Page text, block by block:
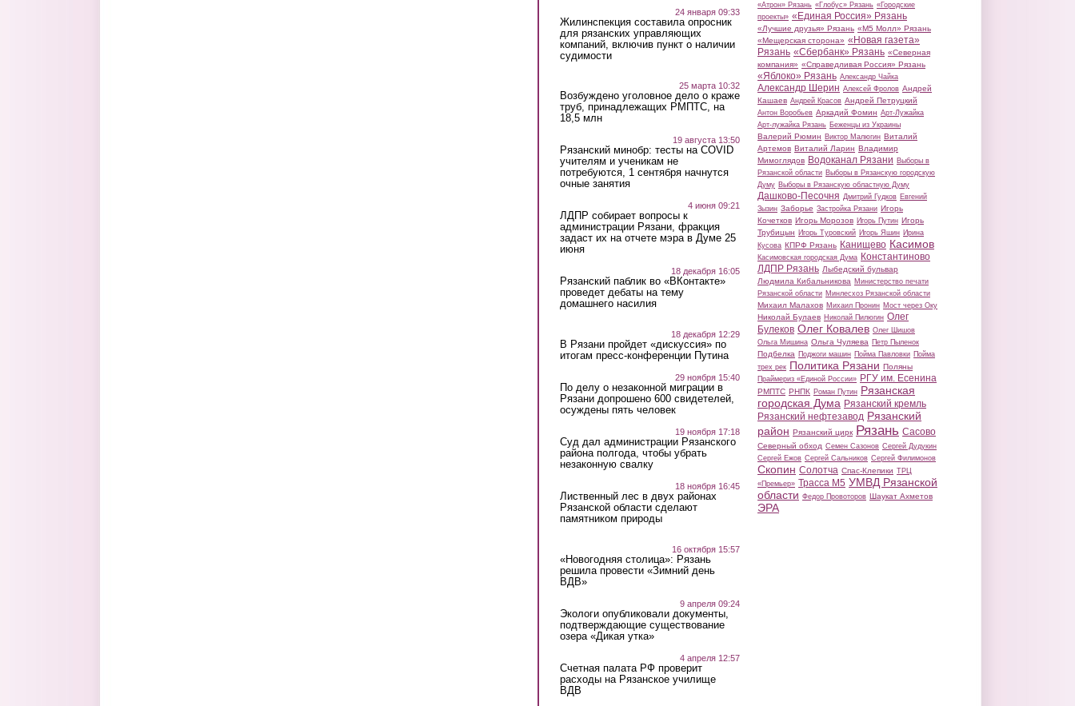
24 января 09:33
Жилинспекция составила опросник
для рязанских управляющих
компаний, включив пункт о наличии
судимости
25 марта 10:32
Возбуждено уголовное дело о краже
труб, принадлежащих РМПТС, на
18,5 млн
19 августа 13:50
Рязанский минобр: тесты на COVID
учителям и ученикам не
потребуются, 1 сентября начнутся
очные занятия
4 июня 09:21
ЛДПР собирает вопросы к
администрации Рязани, фракция
задаст их на отчете мэра в Думе 25
июня
18 декабря 16:05
Рязанский паблик во «ВКонтакте»
проведет дебаты на тему
домашнего насилия
18 декабря 12:29
В Рязани пройдет «дискуссия» по
итогам пресс-конференции Путина
29 ноября 15:40
По делу о незаконной миграции в
Рязани допрошено 600 свидетелей,
осуждены пять человек
19 ноября 17:18
Суд дал администрации Рязанского
района полгода, чтобы убрать
незаконную свалку
18 ноября 16:45
Лиственный лес в двух районах
Рязанской области сделают
памятником природы
16 октября 15:57
«Новогодняя столица»: Рязань
решила провести «Зимний день
ВДВ»
9 апреля 09:24
Экологи опубликовали документы,
подтверждающие существование
озера «Дикая утка»
4 апреля 12:57
Счетная палата РФ проверит
расходы на Рязанское училище
ВДВ
«Атрон» Рязань «Глобус» Рязань «Городские
проекты» «Единая Россия» Рязань
«Лучшие друзья» Рязань «М5 Молл» Рязань
«Мещерская сторона» «Новая газета»
Рязань «Сбербанк» Рязань «Северная
компания» «Справедливая Россия» Рязань
«Яблоко» Рязань Александр Чайка
Александр Шерин Алексей Фролов Андрей
Кашаев Андрей Красов Андрей Петруцкий
Антон Воробьев Аркадий Фомин Арт-Лужайка
Арт-лужайка Рязань Беженцы из Украины
Валерий Рюмин Виктор Малюгин Виталий
Артемов Виталий Ларин Владимир
Мимоглядов Водоканал Рязани Выборы в
Рязанской области Выборы в Рязанскую городскую
Думу Выборы в Рязанскую областную Думу
Дашково-Песочня Дмитрий Гудков Евгений
Зызин Заборье Застройка Рязани Игорь
Кочетков Игорь Морозов Игорь Путин Игорь
Трубицын Игорь Туровский Игорь Яшин Ирина
Кусова КПРФ Рязань Канищево Касимов
Касимовская городская Дума Константиново
ЛДПР Рязань Лыбедский бульвар
Людмила Кибальникова Министерство печати
Рязанской области Минлесхоз Рязанской области
Михаил Малахов Михаил Пронин Мост через Оку
Николай Булаев Николай Пилюгин Олег
Булеков Олег Ковалев Олег Шишов
Ольга Мишина Ольга Чуляева Петр Пыленок
Подбелка Поджоги машин Пойма Павловки Пойма
трех рек Политика Рязани Поляны
Праймериз «Единой России» РГУ им. Есенина
РМПТС РНПК Роман Путин Рязанская
городская Дума Рязанский кремль
Рязанский нефтезавод Рязанский
район Рязанский цирк Рязань Сасово
Северный обход Семен Сазонов Сергей Дудукин
Сергей Ежов Сергей Сальников Сергей Филимонов
Скопин Солотча Спас-Клепики ТРЦ
«Премьер» Трасса М5 УМВД Рязанской
области Федор Провоторов Шаукат Ахметов
ЭРА